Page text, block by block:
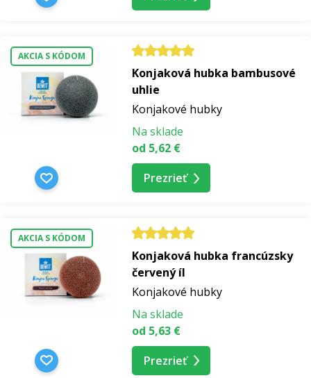
AKCIA S KÓDOM
Konjaková hubka bambusové
uhlie
Konjakové hubky
Na sklade
od 5,62 €
Prezrieť
AKCIA S KÓDOM
Konjaková hubka francúzsky
červený íl
Konjakové hubky
Na sklade
od 5,63 €
Prezrieť